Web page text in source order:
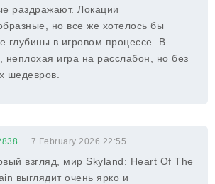
раздражают. Локации
но все же хотелось бы
глубины в игровом процессе. В
неплохая игра на расслабон, но без
шедевров.
7 February 2026 22:55
взгляд, мир Skyland: Heart Of The
выглядит очень ярко и